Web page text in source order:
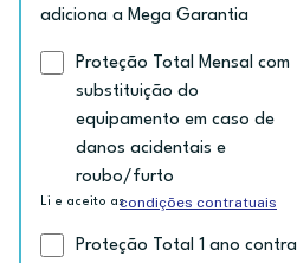
adiciona a Mega Garantia
Proteção Total Mensal com
substituição do
equipamento em caso de
danos acidentais e
roubo/furto
Li e aceito ascondições contratuais
Proteção Total 1 ano contra